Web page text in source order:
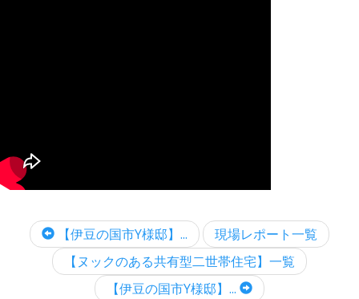
【伊豆の国市Y様邸】...
現場レポート一覧
【ヌックのある共有型二世帯住宅】一覧
【伊豆の国市Y様邸】...